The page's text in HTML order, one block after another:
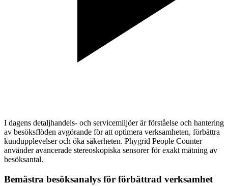
I dagens detaljhandels- och servicemiljöer är förståelse och hantering
av besöksflöden avgörande för att optimera verksamheten, förbättra
kundupplevelser och öka säkerheten. Phygrid People Counter
använder avancerade stereoskopiska sensorer för exakt mätning av
besöksantal.
Bemästra besöksanalys för förbättrad verksamhet